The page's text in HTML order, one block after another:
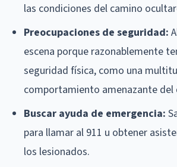
las condiciones del camino
Preocupaciones de seguridad:
escena porque razonablemente
seguridad física, como una
comportamiento amenazante
Buscar ayuda de emergencia:
para llamar al 911 u obtener
los lesionados.